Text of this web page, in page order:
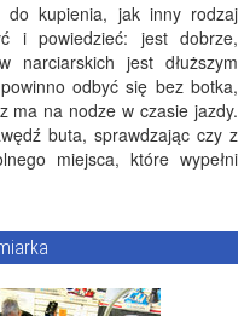
kupienia, jak inny rodzaj
i powiedzieć: jest dobrze,
narciarskich jest dłuższym
odbyć się bez botka,
ma na nodze w czasie jazdy.
buta, sprawdzając czy z
miejsca, które wypełni